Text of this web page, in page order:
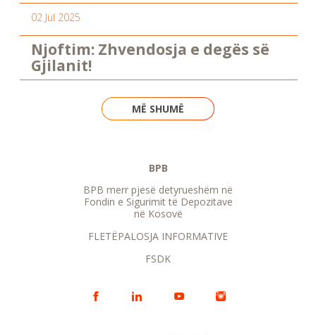
02 Jul 2025
Njoftim: Zhvendosja e degës së
Gjilanit!
MË SHUMË
BPB
BPB merr pjesë detyrueshëm në
Fondin e Sigurimit të Depozitave
në Kosovë
FLETËPALOSJA INFORMATIVE
FSDK